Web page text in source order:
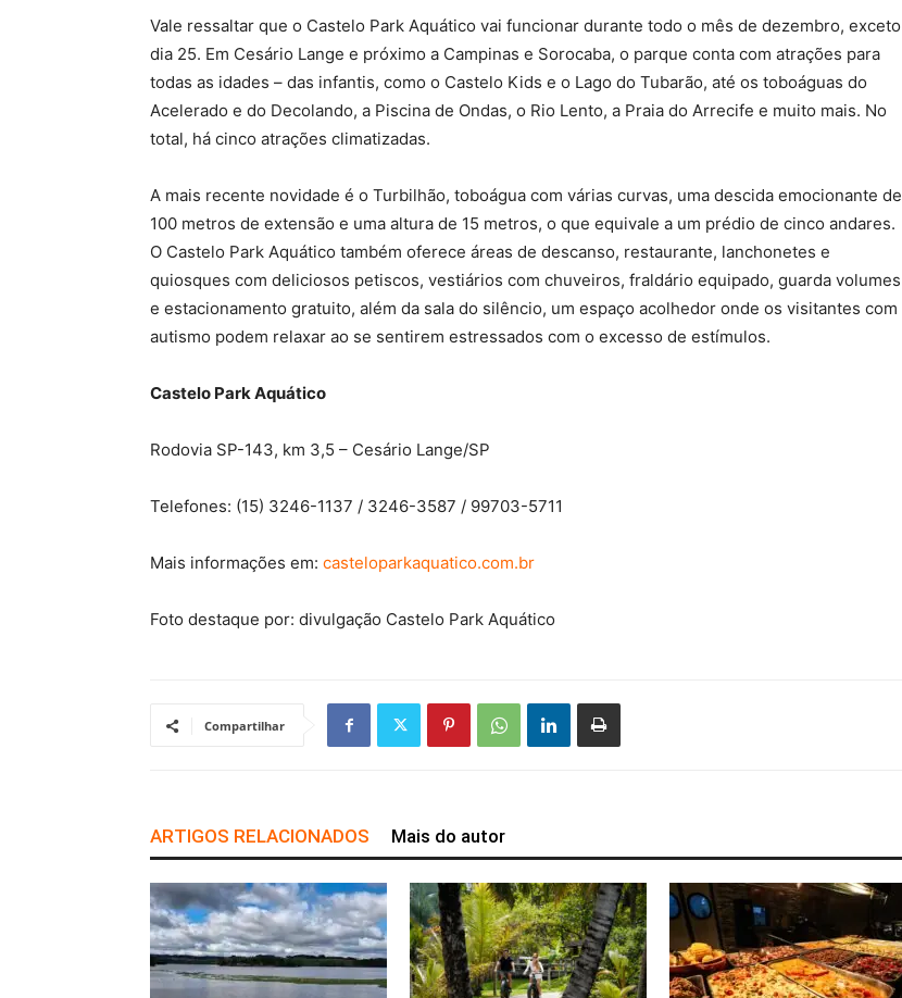
Vale ressaltar que o Castelo Park Aquático vai funcionar durante todo o mês de dezembro, exceto
dia 25. Em Cesário Lange e próximo a Campinas e Sorocaba, o parque conta com atrações para
todas as idades – das infantis, como o Castelo Kids e o Lago do Tubarão, até os toboáguas do
Acelerado e do Decolando, a Piscina de Ondas, o Rio Lento, a Praia do Arrecife e muito mais. No
total, há cinco atrações climatizadas.
A mais recente novidade é o Turbilhão, toboágua com várias curvas, uma descida emocionante de
100 metros de extensão e uma altura de 15 metros, o que equivale a um prédio de cinco andares.
O Castelo Park Aquático também oferece áreas de descanso, restaurante, lanchonetes e
quiosques com deliciosos petiscos, vestiários com chuveiros, fraldário equipado, guarda volumes
e estacionamento gratuito, além da sala do silêncio, um espaço acolhedor onde os visitantes com
autismo podem relaxar ao se sentirem estressados com o excesso de estímulos.
Castelo Park Aquático
Rodovia SP-143, km 3,5 – Cesário Lange/SP
Telefones: (15) 3246-1137 / 3246-3587 / 99703-5711
Mais informações em: casteloparkaquatico.com.br
Foto destaque por: divulgação Castelo Park Aquático
Compartilhar
ARTIGOS RELACIONADOS Mais do autor